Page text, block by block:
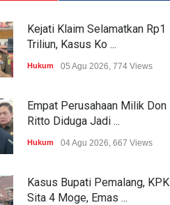
Kejati Klaim Selamatkan Rp1
Triliun, Kasus Ko ...
Hukum 05 Agu 2026, 774 Views
Empat Perusahaan Milik Don
Ritto Diduga Jadi ...
Hukum 04 Agu 2026, 667 Views
Kasus Bupati Pemalang, KPK
Sita 4 Moge, Emas ...